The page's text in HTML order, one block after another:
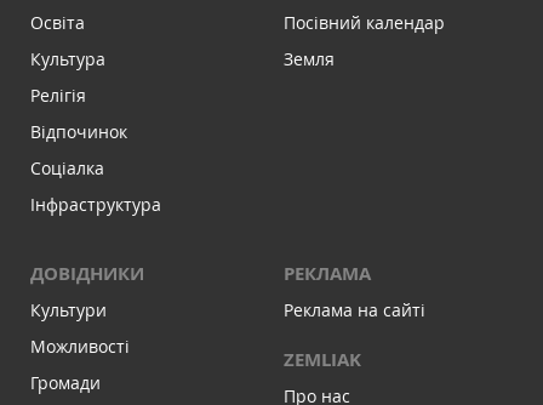
Освіта
Культура
Релігія
Відпочинок
Соціалка
Інфраструктура
Посівний календар
Земля
ДОВІДНИКИ
Культури
Можливості
Громади
РЕКЛАМА
Реклама на сайті
ZEMLIAK
Про нас